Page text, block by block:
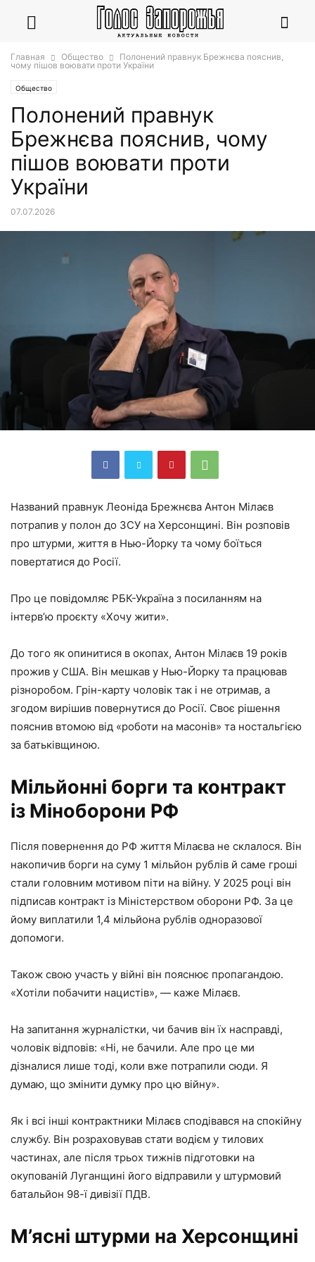
Главная Общество
Полонений правнук Брежнєва пояснив,
чому пішов воювати проти України
Общество
Полонений правнук
Брежнєва пояснив, чому
пішов воювати проти
України
07.07.2026
Названий правнук Леоніда Брежнєва Антон Мілаєв
потрапив у полон до ЗСУ на Херсонщині. Він розповів
про штурми, життя в Нью-Йорку та чому боїться
повертатися до Росії.
Про це повідомляє РБК-Україна з посиланням на
інтерв’ю проєкту «Хочу жити».
До того як опинитися в окопах, Антон Мілаєв 19 років
прожив у США. Він мешкав у Нью-Йорку та працював
різноробом. Грін-карту чоловік так і не отримав, а
згодом вирішив повернутися до Росії. Своє рішення
пояснив втомою від «роботи на масонів» та ностальгією
за батьківщиною.
Мільйонні борги та контракт
із Міноборони РФ
Після повернення до РФ життя Мілаєва не склалося. Він
накопичив борги на суму 1 мільйон рублів й саме гроші
стали головним мотивом піти на війну. У 2025 році він
підписав контракт із Міністерством оборони РФ. За це
йому виплатили 1,4 мільйона рублів одноразової
допомоги.
Також свою участь у війні він пояснює пропагандою.
«Хотіли побачити нацистів», — каже Мілаєв.
На запитання журналістки, чи бачив він їх насправді,
чоловік відповів: «Ні, не бачили. Але про це ми
дізналися лише тоді, коли вже потрапили сюди. Я
думаю, що змінити думку про цю війну».
Як і всі інші контрактники Мілаєв сподівався на спокійну
службу. Він розраховував стати водієм у тилових
частинах, але після трьох тижнів підготовки на
окупованій Луганщині його відправили у штурмовий
батальйон 98-ї дивізії ПДВ.
М’ясні штурми на Херсонщині